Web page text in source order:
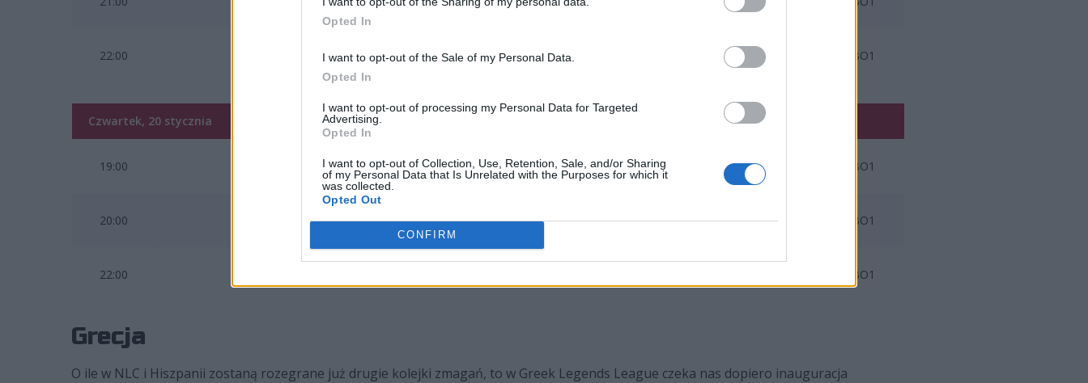
Opted In
I want to opt-out of the Sale of my Personal Data.
Opted In
I want to opt-out of processing my Personal Data for Targeted
Advertising.
Opted In
I want to opt-out of Collection, Use, Retention, Sale, and/or Sharing
of my Personal Data that Is Unrelated with the Purposes for which it
was collected.
Opted Out
CONFIRM
22:00 BISONS ECLUB vs BO1
Czwartek, 20 stycznia
19:00 Giants vs
G2 Arctic
Color, Fresskowy
BO1
20:00 Finetwork KOI vs BO1
22:00
Team Heretics
Zwyroo
BO1
Grecja
O ile w NLC i Hiszpanii zostaną rozegrane już drugie kolejki zmagań, to w Greek Legends League czeka nas dopiero inauguracja